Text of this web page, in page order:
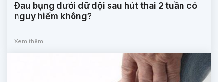
Đau bụng dưới dữ dội sau hút thai 2 tuần có
nguy hiểm không?
Xem thêm